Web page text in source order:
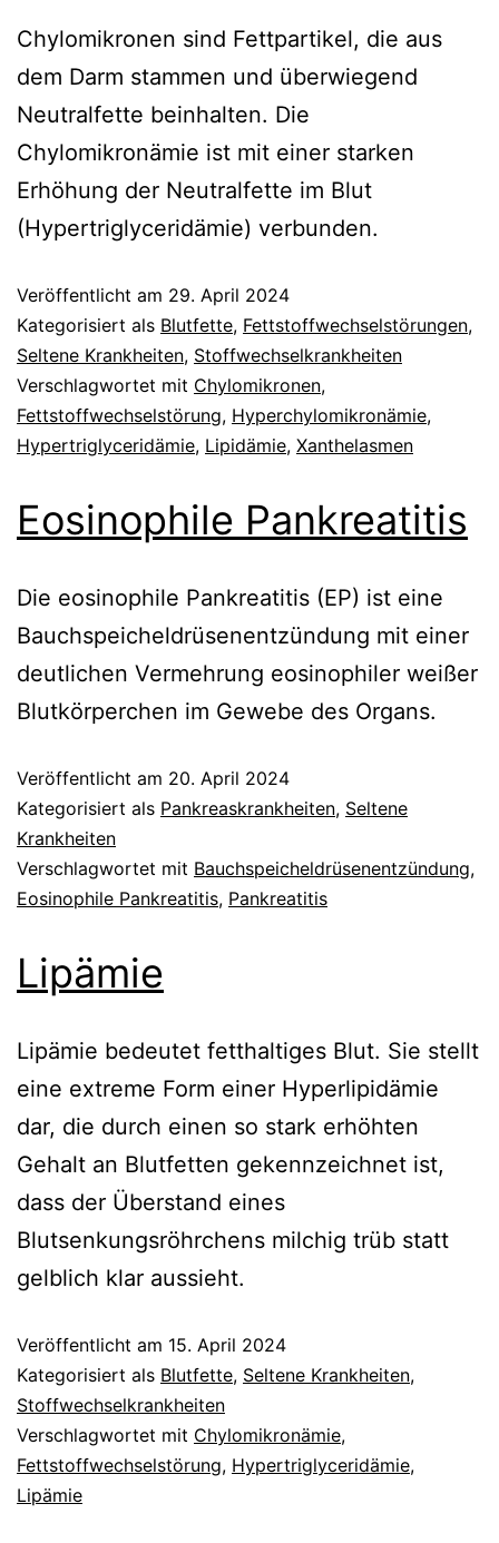
Chylomikronen sind Fettpartikel, die aus
dem Darm stammen und überwiegend
Neutralfette beinhalten. Die
Chylomikronämie ist mit einer starken
Erhöhung der Neutralfette im Blut
(Hypertriglyceridämie) verbunden.
Veröffentlicht am 29. April 2024
Kategorisiert als Blutfette, Fettstoffwechselstörungen,
Seltene Krankheiten, Stoffwechselkrankheiten
Verschlagwortet mit Chylomikronen,
Fettstoffwechselstörung, Hyperchylomikronämie,
Hypertriglyceridämie, Lipidämie, Xanthelasmen
Eosinophile Pankreatitis
Die eosinophile Pankreatitis (EP) ist eine
Bauchspeicheldrüsenentzündung mit einer
deutlichen Vermehrung eosinophiler weißer
Blutkörperchen im Gewebe des Organs.
Veröffentlicht am 20. April 2024
Kategorisiert als Pankreaskrankheiten, Seltene
Krankheiten
Verschlagwortet mit Bauchspeicheldrüsenentzündung,
Eosinophile Pankreatitis, Pankreatitis
Lipämie
Lipämie bedeutet fetthaltiges Blut. Sie stellt
eine extreme Form einer Hyperlipidämie
dar, die durch einen so stark erhöhten
Gehalt an Blutfetten gekennzeichnet ist,
dass der Überstand eines
Blutsenkungsröhrchens milchig trüb statt
gelblich klar aussieht.
Veröffentlicht am 15. April 2024
Kategorisiert als Blutfette, Seltene Krankheiten,
Stoffwechselkrankheiten
Verschlagwortet mit Chylomikronämie,
Fettstoffwechselstörung, Hypertriglyceridämie,
Lipämie